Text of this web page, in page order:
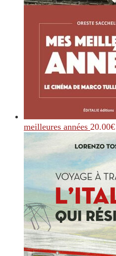
meilleures années 20.00€